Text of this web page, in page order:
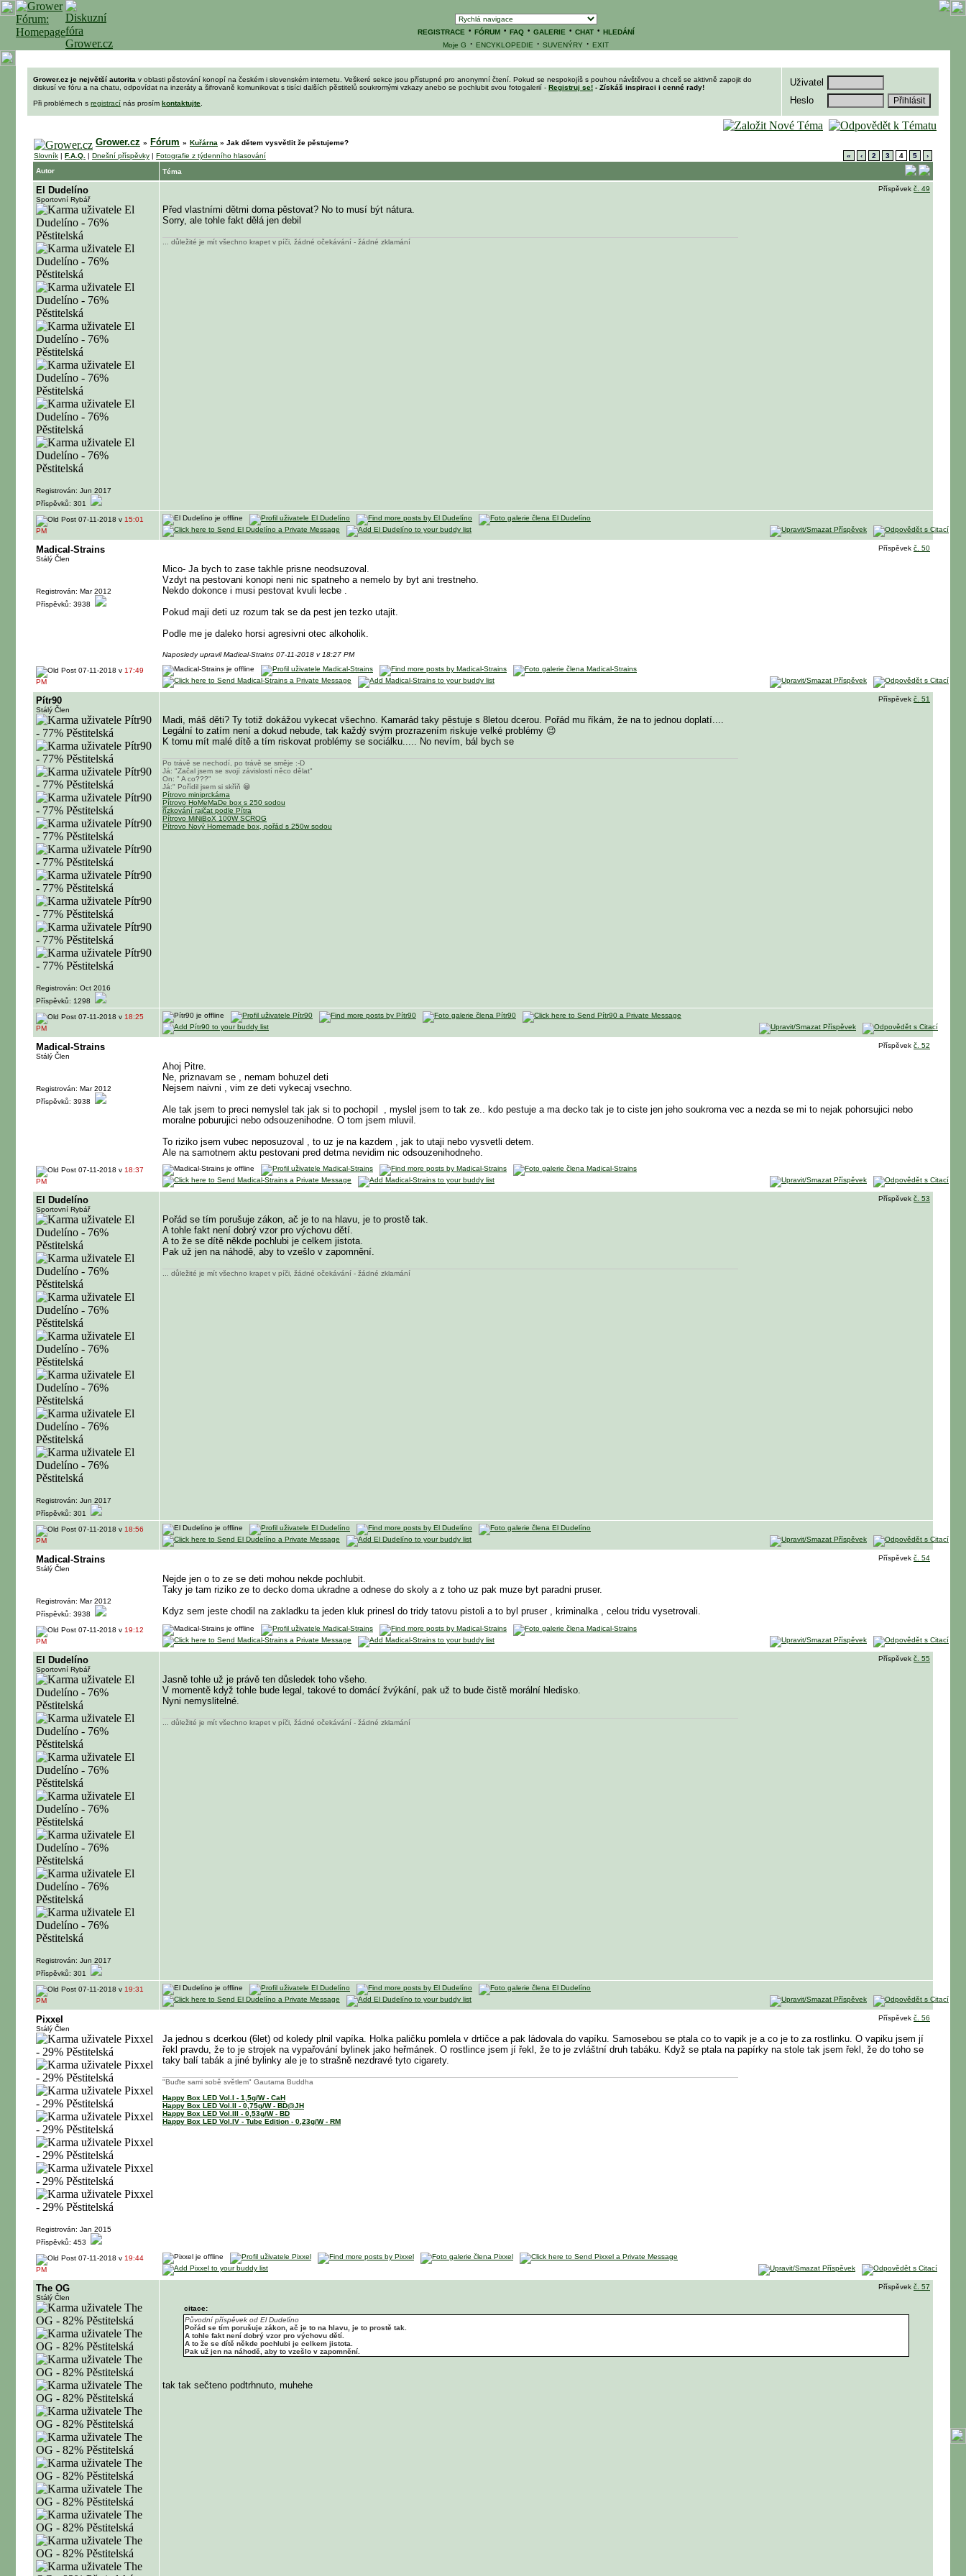
REGISTRACE · FÓRUM· FAQ· GALERIE · CHAT· HLEDÁNÍ
Moje G · ENCYKLOPEDIE · SUVENÝRY · EXIT
Grower.cz je největší autorita v oblasti pěstování konopí na českém i slovenském internetu. Veškeré sekce jsou přístupné pro anonymní čtení. Pokud se nespokojíš s pouhou návštěvou a chceš se aktivně zapojit do
diskusí ve fóru a na chatu, odpovídat na inzeráty a šifrovaně komunikovat s tisíci dalších pěstitelů soukromými vzkazy anebo se pochlubit svou fotogalerií - Registruj se! - Získáš inspiraci i cenné rady!
Při problémech s registrací nás prosím kontaktujte
Uživatel
Heslo
Grower.cz » Fórum » Kuřárna » Jak dětem vysvětlit že pěstujeme?
Slovník | F.A.Q. | Dnešní příspěvky | Fotografie z týdenního hlasování « ‹ 2 3 4 5
›
Autor
Téma
El Dudelíno
Sportovní Rybář
Registrován: Jun 2017
Příspěvků: 301
Příspěvek č. 49
Před vlastními dětmi doma pěstovat? No to musí být nátura.
Sorry, ale tohle fakt dělá jen debil
... důležité je mít všechno krapet v píči, žádné očekávání - žádné zklamání
07-11-2018 v 15:01
PM
Madical-Strains
Stálý Člen
Registrován: Mar 2012
Příspěvků: 3938
Příspěvek č. 50
Mico- Ja bych to zase takhle prisne neodsuzoval.
Vzdyt na pestovani konopi neni nic spatneho a nemelo by byt ani trestneho.
Nekdo dokonce i musi pestovat kvuli lecbe .
Pokud maji deti uz rozum tak se da pest jen tezko utajit.
Podle me je daleko horsi agresivni otec alkoholik.
Naposledy upravil Madical-Strains 07-11-2018 v 18:27 PM
07-11-2018 v 17:49
PM
Pítr90
Stálý Člen
Registrován: Oct 2016
Příspěvků: 1298
Příspěvek č. 51
Madi, máš děti? Ty totiž dokážou vykecat všechno. Kamarád taky pěstuje s 8letou dcerou. Pořád mu říkám, že na to jednou doplatí....
Legální to zatím není a dokud nebude, tak každý svým prozrazením riskuje velké problémy 😉
K tomu mít malé dítě a tím riskovat problémy se sociálku..... No nevím, bál bych se
Po trávě se nechodí, po trávě se směje :-D
Já: "Začal jsem se svojí závislostí něco dělat"
On: " A co???"
Já:" Pořídil jsem si skříň 😁
Pítrovo miniprckárna
Pítrovo HoMeMaDe box s 250 sodou
řízkování rajčat podle Pítra
Pítrovo MiNiBoX 100W SCROG
Pítrovo Nový Homemade box, pořád s 250w sodou
07-11-2018 v 18:25
PM
Madical-Strains
Stálý Člen
Registrován: Mar 2012
Příspěvků: 3938
Příspěvek č. 52
Ahoj Pitre.
Ne, priznavam se , nemam bohuzel deti
Nejsem naivni , vim ze deti vykecaj vsechno.
Ale tak jsem to preci nemyslel tak jak si to pochopil
, myslel jsem to tak ze.. kdo pestuje a ma decko tak je to ciste jen jeho soukroma vec a nezda se mi to nejak pohorsujici nebo
moralne poburujici nebo odsouzenihodne. O tom jsem mluvil.
To riziko jsem vubec neposuzoval , to uz je na kazdem , jak to utaji nebo vysvetli detem.
Ale na samotnem aktu pestovani pred detma nevidim nic odsouzenihodneho.
07-11-2018 v 18:37
PM
El Dudelíno
Sportovní Rybář
Registrován: Jun 2017
Příspěvků: 301
Příspěvek č. 53
Pořád se tím porušuje zákon, ač je to na hlavu, je to prostě tak.
A tohle fakt není dobrý vzor pro výchovu dětí.
A to že se dítě někde pochlubi je celkem jistota.
Pak už jen na náhodě, aby to vzešlo v zapomnění.
... důležité je mít všechno krapet v píči, žádné očekávání - žádné zklamání
07-11-2018 v 18:56
PM
Madical-Strains
Stálý Člen
Registrován: Mar 2012
Příspěvků: 3938
Příspěvek č. 54
Nejde jen o to ze se deti mohou nekde pochlubit.
Taky je tam riziko ze to decko doma ukradne a odnese do skoly a z toho uz pak muze byt paradni pruser.
Kdyz sem jeste chodil na zakladku ta jeden kluk prinesl do tridy tatovu pistoli a to byl pruser , kriminalka , celou tridu vysetrovali.
07-11-2018 v 19:12
PM
El Dudelíno
Sportovní Rybář
Registrován: Jun 2017
Příspěvků: 301
Příspěvek č. 55
Jasně tohle už je právě ten důsledek toho všeho.
V momentě když tohle bude legal, takové to domácí žvýkání, pak už to bude čistě morální hledisko.
Nyni nemyslitelné.
... důležité je mít všechno krapet v píči, žádné očekávání - žádné zklamání
07-11-2018 v 19:31
PM
Pixxel
Stálý Člen
Registrován: Jan 2015
Příspěvků: 453
Příspěvek č. 56
Ja jednou s dcerkou (6let) od koledy plnil vapíka. Holka paličku pomlela v drtičce a pak ládovala do vapíku. Samosebou se ptala co to vapik je a co je to za rostlinku. O vapiku jsem jí
řekl pravdu, že to je strojek na vypařování bylinek jako heřmánek. O rostlince jsem jí řekl, že to je zvláštní druh tabáku. Když se ptala na papírky na stole tak jsem řekl, že do toho se
taky balí tabák a jiné bylinky ale je to strašně nezdravé tyto cigarety.
"Buďte sami sobě světlem" Gautama Buddha
Happy Box LED Vol.I - 1,5g/W - CaH
Happy Box LED Vol.II - 0,75g/W - BD@JH
Happy Box LED Vol.III - 0,53g/W - BD
Happy Box LED Vol.IV - Tube Edition - 0,23g/W - RM
07-11-2018 v 19:44
PM
The OG
Stálý Člen
Příspěvek č. 57
citace:
Původní příspěvek od El Dudelíno
Pořád se tím porušuje zákon, ač je to na hlavu, je to prostě tak.
A tohle fakt není dobrý vzor pro výchovu dětí.
A to že se dítě někde pochlubi je celkem jistota.
Pak už jen na náhodě, aby to vzešlo v zapomnění.
tak tak sečteno podtrhnuto, muhehe